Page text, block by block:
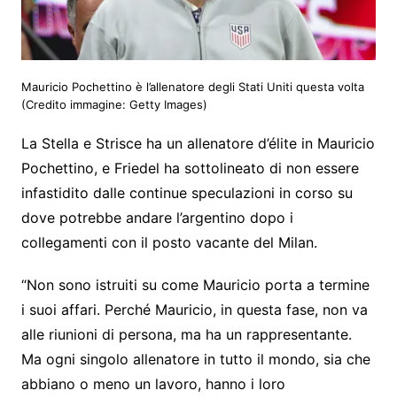
Mauricio Pochettino è l’allenatore degli Stati Uniti questa volta
(Credito immagine: Getty Images)
La Stella e Strisce ha un allenatore d’élite in Mauricio
Pochettino, e Friedel ha sottolineato di non essere
infastidito dalle continue speculazioni in corso su
dove potrebbe andare l’argentino dopo i
collegamenti con il posto vacante del Milan.
“Non sono istruiti su come Mauricio porta a termine
i suoi affari. Perché Mauricio, in questa fase, non va
alle riunioni di persona, ma ha un rappresentante.
Ma ogni singolo allenatore in tutto il mondo, sia che
abbiano o meno un lavoro, hanno i loro